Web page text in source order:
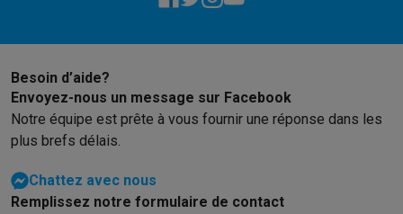
Besoin d’aide?
Envoyez-nous un message sur Facebook
Notre équipe est prête à vous fournir une réponse dans les
plus brefs délais.
Chattez avec nous
Remplissez notre formulaire de contact